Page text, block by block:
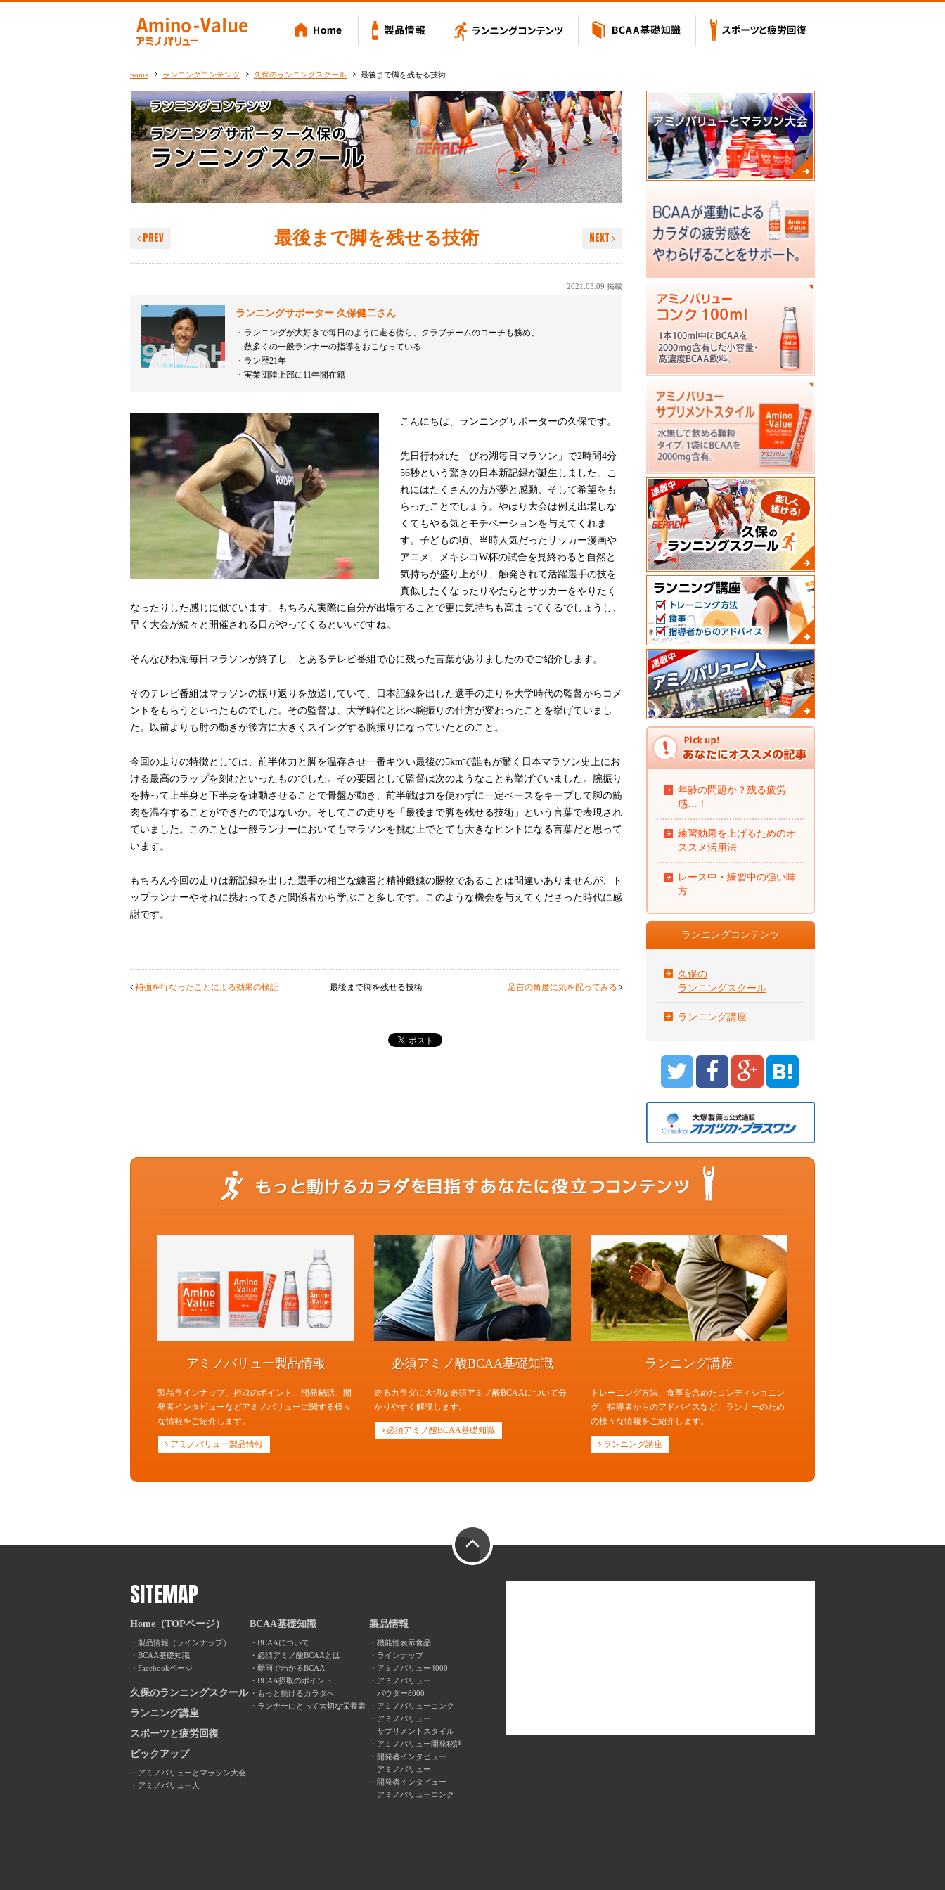
Amino-Value アミノバリュー BCAA基礎知識
home ランニングコンテンツ 久保のランニングスクール 最後まで脚を残せる技術
最後まで脚を残せる技術
PREV NEXT
2021.03.09 掲載
ランニングサポーター 久保健二さん
ランニングが大好きで毎日のように走る傍ら、クラブチームのコーチも務め、
数多くの一般ランナーの指導をおこなっている
ラン歴21年
実業団陸上部に11年間在籍
こんにちは、ランニングサポーターの久保です。
先日行われた「びわ湖毎日マラソン」で2時間4分
56秒という驚きの日本新記録が誕生しました。こ
れにはたくさんの方が夢と感動、そして希望をも
らったことでしょう。やはり大会は例え出場しな
くてもやる気とモチベーションを与えてくれま
す。子どもの頃、当時人気だったサッカー漫画や
アニメ、メキシコW杯の試合を見終わると自然と
気持ちが盛り上がり、触発されて活躍選手の技を
真似したくなったりやたらとサッカーをやりたく
なったりした感じに似ています。もちろん実際に自分が出場することで更に気持ちも高まってくるでしょうし、
早く大会が続々と開催される日がやってくるといいですね。
そんなびわ湖毎日マラソンが終了し、とあるテレビ番組で心に残った言葉がありましたのでご紹介します。
そのテレビ番組はマラソンの振り返りを放送していて、日本記録を出した選手の走りを大学時代の監督からコメ
ントをもらうといったものでした。その監督は、大学時代と比べ腕振りの仕方が変わったことを挙げていまし
た。以前よりも肘の動きが後方に大きくスイングする腕振りになっていたとのこと。
今回の走りの特徴としては、前半体力と脚を温存させ一番キツい最後の5kmで誰もが驚く日本マラソン史上にお
ける最高のラップを刻むといったものでした。その要因として監督は次のようなことも挙げていました。腕振り
を持って上半身と下半身を連動させることで骨盤が動き、前半戦は力を使わずに一定ペースをキープして脚の筋
肉を温存することができたのではないか。そしてこの走りを「最後まで脚を残せる技術」という言葉で表現され
ていました。このことは一般ランナーにおいてもマラソンを挑む上でとても大きなヒントになる言葉だと思って
います。
もちろん今回の走りは新記録を出した選手の相当な練習と精神鍛錬の賜物であることは間違いありませんが、ト
ップランナーやそれに携わってきた関係者から学ぶこと多しです。このような機会を与えてくださった時代に感
謝です。
最後まで脚を残せる技術
補強を行なったことによる効果の検証 足首の角度に気を配ってみる
年齢の問題か？残る疲労
感…！
練習効果を上げるためのオ
ススメ活用法
レース中・練習中の強い味
方
ランニングコンテンツ
久保の
ランニングスクール
ランニング講座
B!
もっと動ける体を目指すあなた
アミノバリュー製品情報
製品ラインナップ、摂取のポイント、開発秘話、開
発者インタビューなどアミノバリューに関する様々
な情報をご紹介します。
アミノバリュー製品情報
必須アミノ酸BCAA基礎知識
走るカラダに大切な必須アミノ酸BCAAについて分
かりやすく解説します。
必須アミノ酸BCAA基礎知識
ランニング講座
トレーニング方法、食事を含めたコンディショニン
グ、指導者からのアドバイスなど、ランナーのため
の様々な情報をご紹介します。
ランニング講座
SITEMAP
Home（TOPページ）
製品情報（ラインナップ）
BCAA基礎知識
Facebookページ
久保のランニングスクール
ランニング講座
スポーツと疲労回復
ピックアップ
アミノバリューとマラソン大会
アミノバリュー人
BCAA基礎知識
BCAAについて
必須アミノ酸BCAAとは
動画でわかるBCAA
BCAA摂取のポイント
もっと動けるカラダへ
ランナーにとって大切な栄養素
製品情報
機能性表示食品
ラインナップ
アミノバリュー4000
アミノバリュー
パウダー8000
アミノバリューコンク
アミノバリュー
サプリメントスタイル
アミノバリュー開発秘話
開発者インタビュー
アミノバリュー
開発者インタビュー
アミノバリューコンク